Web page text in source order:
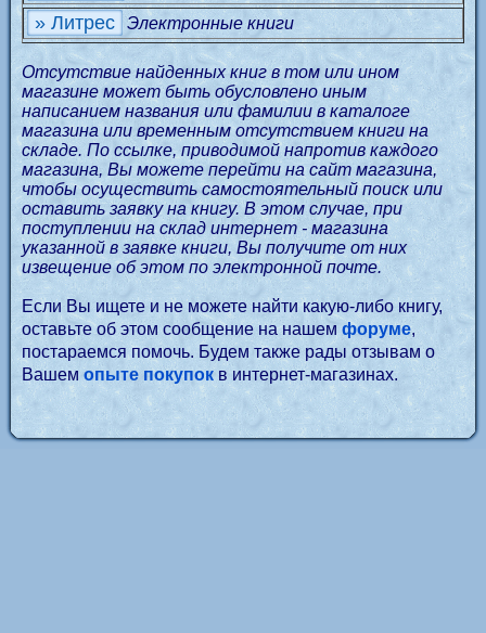
» Литрес
Электронные книги
Отсутствие найденных книг в том или ином
магазине может быть обусловлено иным
написанием названия или фамилии в каталоге
магазина или временным отсутствием книги на
складе. По ссылке, приводимой напротив каждого
магазина, Вы можете перейти на сайт магазина,
чтобы осуществить самостоятельный поиск или
оставить заявку на книгу. В этом случае, при
поступлении на склад интернет - магазина
указанной в заявке книги, Вы получите от них
извещение об этом по электронной почте.
Если Вы ищете и не можете найти какую-либо книгу,
оставьте об этом сообщение на нашемфоруме,
постараемся помочь. Будем также рады отзывам о
Вашем опыте покупокв интернет-магазинах.